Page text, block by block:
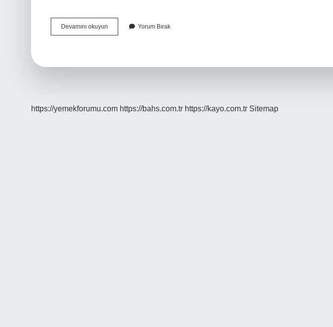
Devamını okuyun
Tokel
Yorum Bırak
https://yemekforumu.com https://bahs.com.tr https://kayo.com.tr Sitemap